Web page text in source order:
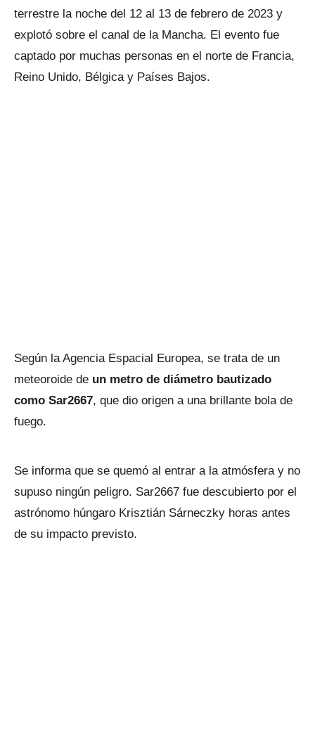
terrestre la noche del 12 al 13 de febrero de 2023 y
explotó sobre el canal de la Mancha. El evento fue
captado por muchas personas en el norte de Francia,
Reino Unido, Bélgica y Países Bajos.
Según la Agencia Espacial Europea, se trata de un
meteoroide de un metro de diámetro bautizado
como Sar2667, que dio origen a una brillante bola de
fuego.
Se informa que se quemó al entrar a la atmósfera y no
supuso ningún peligro. Sar2667 fue descubierto por el
astrónomo húngaro Krisztián Sárneczky horas antes
de su impacto previsto.